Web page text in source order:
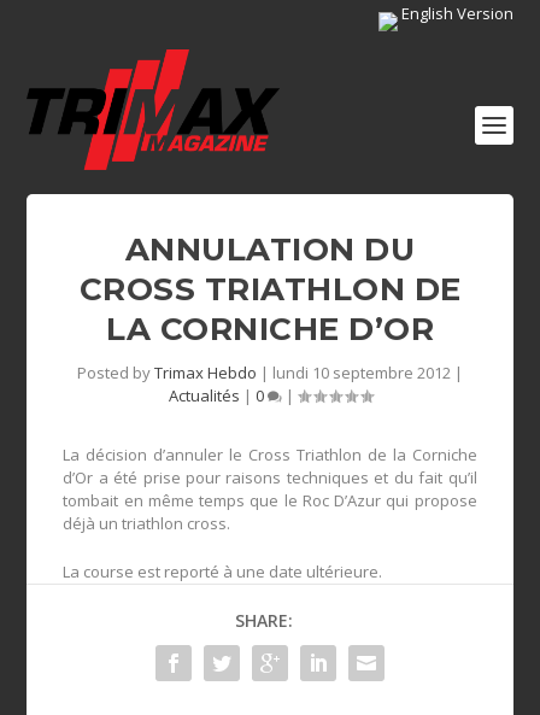
English Version
ANNULATION DU
CROSS TRIATHLON DE
LA CORNICHE D’OR
Posted byTrimax Hebdo | lundi 10 septembre 2012 |
Actualités | 0 |
La décision d’annuler le Cross Triathlon de la Corniche
d’Or a été prise pour raisons techniques et du fait qu’il
tombait en même temps que le Roc D’Azur qui propose
déjà un triathlon cross.
La course est reporté à une date ultérieure.
SHARE: